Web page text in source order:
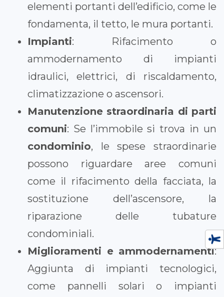
elementi portanti dell’edificio, come le
fondamenta, il tetto, le mura portanti.
Impianti: Rifacimento o
ammodernamento di impianti
idraulici, elettrici, di riscaldamento,
climatizzazione o ascensori.
Manutenzione straordinaria di parti
comuni: Se l’immobile si trova in un
condominio, le spese straordinarie
possono riguardare aree comuni
come il rifacimento della facciata, la
sostituzione dell’ascensore, la
riparazione delle tubature
condominiali.
Miglioramenti e ammodernamenti:
Aggiunta di impianti tecnologici,
come pannelli solari o impianti